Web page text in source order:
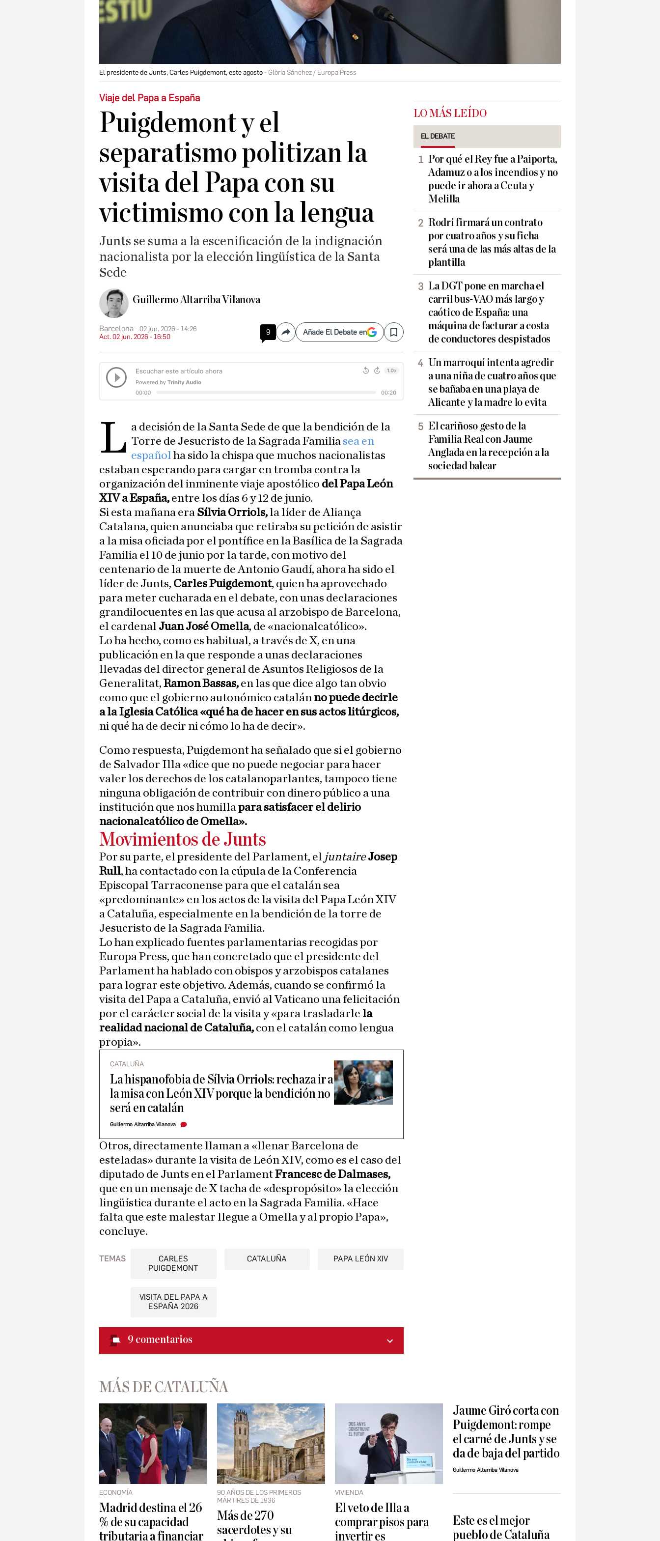
El presidente de Junts, Carles Puigdemont, este agosto Glòria Sánchez / Europa Press
Viaje del Papa a España
Puigdemont y el
separatismo politizan la
visita del Papa con su
victimismo con la lengua
Junts se suma a la escenificación de la indignación
nacionalista por la elección lingüística de la Santa
Sede
Guillermo Altarriba Vilanova
Barcelona
02 jun. 2026 - 14:26
Act. 02 jun. 2026 - 16:50
9 CompartirAñade El Debate en Save
L a decisión de la Santa Sede de que la bendición de la
Torre de Jesucristo de la Sagrada Familia sea en
español ha sido la chispa que muchos nacionalistas
estaban esperando para cargar en tromba contra la
organización del inminente viaje apostólico del Papa León
XIV a España, entre los días 6 y 12 de junio.
Si esta mañana era Sílvia Orriols, la líder de Aliança
Catalana, quien anunciaba que retiraba su petición de asistir
a la misa oficiada por el pontífice en la Basílica de la Sagrada
Familia el 10 de junio por la tarde, con motivo del
centenario de la muerte de Antonio Gaudí, ahora ha sido el
líder de Junts, Carles Puigdemont, quien ha aprovechado
para meter cucharada en el debate, con unas declaraciones
grandilocuentes en las que acusa al arzobispo de Barcelona,
el cardenal Juan José Omella, de «nacionalcatólico».
Lo ha hecho, como es habitual, a través de X, en una
publicación en la que responde a unas declaraciones
llevadas del director general de Asuntos Religiosos de la
Generalitat, Ramon Bassas, en las que dice algo tan obvio
como que el gobierno autonómico catalán no puede decirle
a la Iglesia Católica «qué ha de hacer en sus actos litúrgicos,
ni qué ha de decir ni cómo lo ha de decir».
Como respuesta, Puigdemont ha señalado que si el gobierno
de Salvador Illa «dice que no puede negociar para hacer
valer los derechos de los catalanoparlantes, tampoco tiene
ninguna obligación de contribuir con dinero público a una
institución que nos humillapara satisfacer el delirio
nacionalcatólico de Omella».
Movimientos de Junts
Por su parte, el presidente del Parlament, el juntaire Josep
Rull, ha contactado con la cúpula de la Conferencia
Episcopal Tarraconense para que el catalán sea
«predominante» en los actos de la visita del Papa León XIV
a Cataluña, especialmente en la bendición de la torre de
Jesucristo de la Sagrada Familia.
Lo han explicado fuentes parlamentarias recogidas por
Europa Press, que han concretado que el presidente del
Parlament ha hablado con obispos y arzobispos catalanes
para lograr este objetivo. Además, cuando se confirmó la
visita del Papa a Cataluña, envió al Vaticano una felicitación
por el carácter social de la visita y «para trasladarle la
realidad nacional de Cataluña, con el catalán como lengua
propia».
CATALUÑA
La hispanofobia de Sílvia Orriols: rechaza ir a
la misa con León XIV porque la bendición no
será en catalán
Guillermo Altarriba Vilanova
Otros, directamente llaman a «llenar Barcelona de
esteladas» durante la visita de León XIV, como es el caso del
diputado de Junts en el ParlamentFrancesc de Dalmases,
que en un mensaje de X tacha de «despropósito» la elección
lingüística durante el acto en la Sagrada Familia. «Hace
falta que este malestar llegue a Omella y al propio Papa»,
concluye.
TEMAS
CARLES
PUIGDEMONT
CATALUÑA PAPA LEÓN XIV
VISITA DEL PAPA A
ESPAÑA 2026
9 comentarios
LO MÁS LEÍDO
EL DEBATE
Por qué el Rey fue a Paiporta,
Adamuz o a los incendios y no
puede ir ahora a Ceuta y
Melilla
Rodri firmará un contrato
por cuatro años y su ficha
será una de las más altas de la
plantilla
La DGT pone en marcha el
carril bus-VAO más largo y
caótico de España: una
máquina de facturar a costa
de conductores despistados
Un marroquí intenta agredir
a una niña de cuatro años que
se bañaba en una playa de
Alicante y la madre lo evita
El cariñoso gesto de la
Familia Real con Jaume
Anglada en la recepción a la
sociedad balear
MÁS DE CATALUÑA
ECONOMÍA
Madrid destina el 26
% de su capacidad
tributaria a financiar
90 AÑOS DE LOS PRIMEROS
MÁRTIRES DE 1936
Más de 270
sacerdotes y su
VIVIENDA
El veto de Illa a
comprar pisos para
invertir es
Jaume Giró corta con
Puigdemont: rompe
el carné de Junts y se
da de baja del partido
Guillermo Altarriba Vilanova
Este es el mejor
pueblo de Cataluña